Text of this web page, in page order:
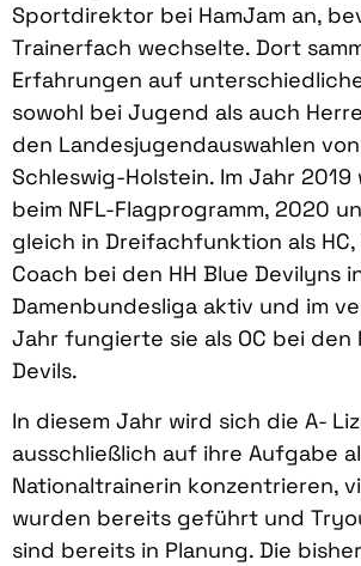
Sportdirektor bei HamJam an,
Trainerfach wechselte. Dort
Erfahrungen auf
sowohl bei Jugend als auch
den Landesjugendauswahlen
Schleswig-Holstein. Im Jahr 2019
beim NFL-Flagprogramm, 2020
gleich in Dreifachfunktion als HC,
Coach bei den HH Blue Devilyns
Damenbundesliga aktiv und im
Jahr fungierte sie als OC bei den
Devils.
In diesem Jahr wird sich die A-
ausschließlich auf ihre Aufgabe
Nationaltrainerin konzentrieren,
wurden bereits geführt und
sind bereits in Planung. Die